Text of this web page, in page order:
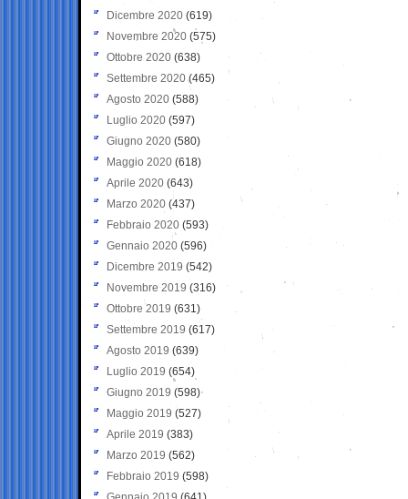
Dicembre 2020 (619)
Novembre 2020 (575)
Ottobre 2020 (638)
Settembre 2020(465)
Agosto 2020 (588)
Luglio 2020 (597)
Giugno 2020 (580)
Maggio 2020 (618)
Aprile 2020 (643)
Marzo 2020 (437)
Febbraio 2020 (593)
Gennaio 2020 (596)
Dicembre 2019 (542)
Novembre 2019 (316)
Ottobre 2019 (631)
Settembre 2019 (617)
Agosto 2019 (639)
Luglio 2019 (654)
Giugno 2019 (598)
Maggio 2019 (527)
Aprile 2019 (383)
Marzo 2019 (562)
Febbraio 2019 (598)